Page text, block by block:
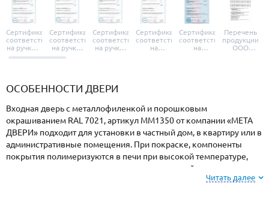
Сертификат
соответствия
на ручки и
броненакладки
Сертификат
соответствия
на ручки-
защелки
Сертификат
соответствия
на ручки-
Сертификат
соответствия
на
Сертификат
соответствия
на
Перечень
продукции
ООО
ОСОБЕННОСТИ ДВЕРИ
Входная дверь с металлофиленкой и порошковым
окрашиванием RAL 7021, артикул ММ1350 от компании «МЕТА
ДВЕРИ» подходит для установки в частный дом, в квартиру или в
административные помещения. При покраске, компоненты
покрытия полимеризуются в печи при высокой температуре,
поэтому поверхность имеет повышенную устойчивость к сколам
и царапинам, перепадам температур, повышенной влажности и
Читать далее